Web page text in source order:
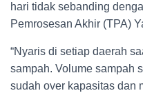
hari tidak sebanding
Pemrosesan Akhir (TPA)
“Nyaris di setiap daerah
sampah. Volume sampah
sudah over kapasitas dan